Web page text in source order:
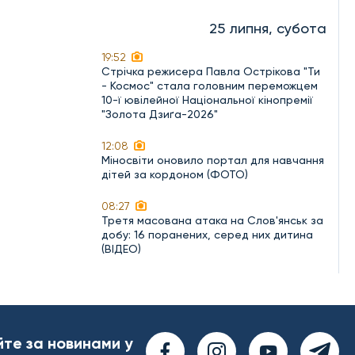
25 липня, субота
19:52
Стрічка режисера Павла Острікова "Ти
- Космос" стала головним переможцем
10-ї ювілейної Національної кінопремії
"Золота Дзиґа-2026"
12:08
Міносвіти оновило портал для навчання
дітей за кордоном (ФОТО)
08:27
Третя масована атака на Слов'янськ за
добу: 16 поранених, серед них дитина
(ВІДЕО)
за новинами у